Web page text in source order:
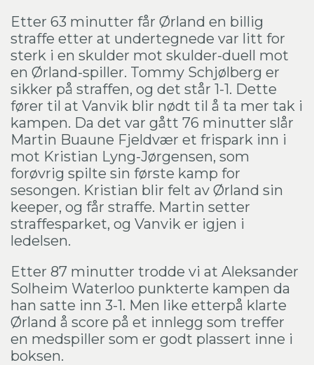
Etter 63 minutter får Ørland en billig
straffe etter at undertegnede var litt for
sterk i en skulder mot skulder-duell mot
en Ørland-spiller. Tommy Schjølberg er
sikker på straffen, og det står 1-1. Dette
fører til at Vanvik blir nødt til å ta mer tak i
kampen. Da det var gått 76 minutter slår
Martin Buaune Fjeldvær et frispark inn i
mot Kristian Lyng-Jørgensen, som
forøvrig spilte sin første kamp for
sesongen. Kristian blir felt av Ørland sin
keeper, og får straffe. Martin setter
straffesparket, og Vanvik er igjen i
ledelsen.
Etter 87 minutter trodde vi at Aleksander
Solheim Waterloo punkterte kampen da
han satte inn 3-1. Men like etterpå klarte
Ørland å score på et innlegg som treffer
en medspiller som er godt plassert inne i
boksen.